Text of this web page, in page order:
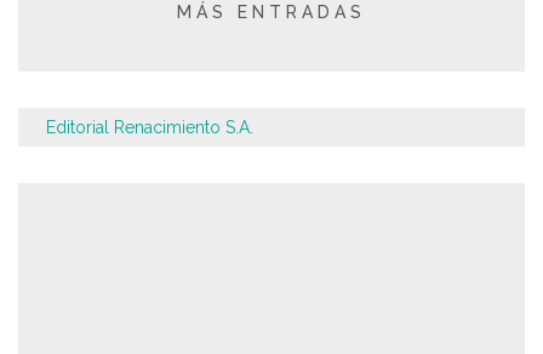
MÁS ENTRADAS
Editorial Renacimiento S.A.